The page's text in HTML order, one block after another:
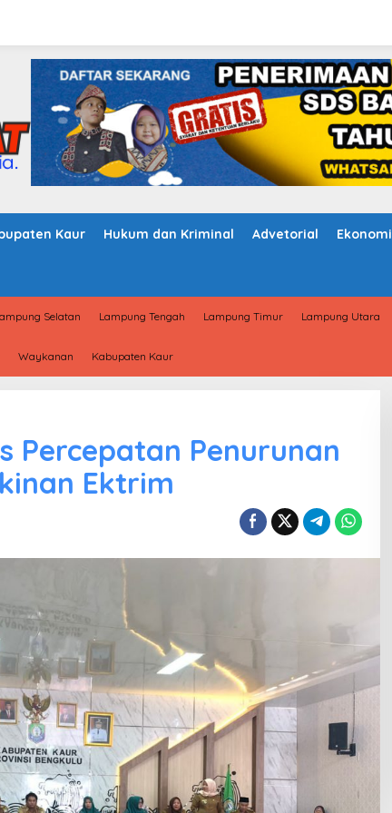
Kaur Hukum dan Kriminal Advetorial Ekonomi
Selatan Lampung Tengah Lampung Timur Lampung Utara
Waykanan Kabupaten Kaur
Percepatan Penurunan
Ektrim